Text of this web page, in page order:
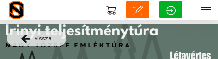
vissza